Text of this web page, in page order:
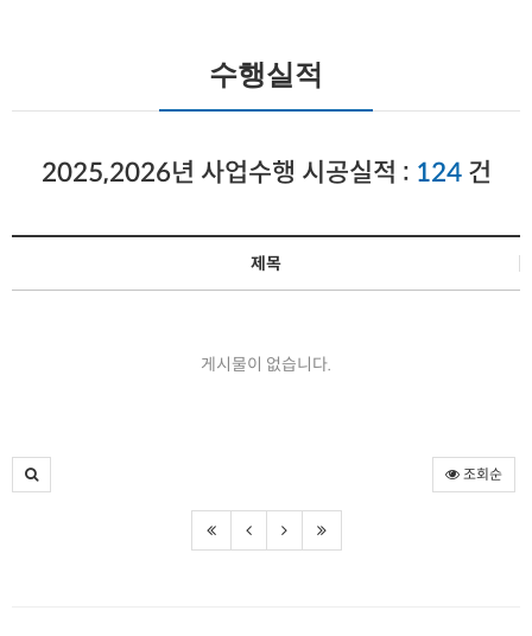
수행실적
2025,2026년 사업수행 시공실적 : 124건
제목
게시물이 없습니다.
조회순